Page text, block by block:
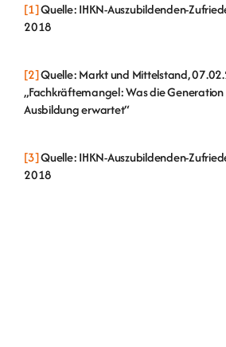
[1]Quelle: IHKN-Auszubildenden-
2018
[2]Quelle: Markt und Mittelstand,
„Fachkräftemangel: Was die Generation
Ausbildung erwartet“
[3]Quelle: IHKN-Auszubildenden-
2018